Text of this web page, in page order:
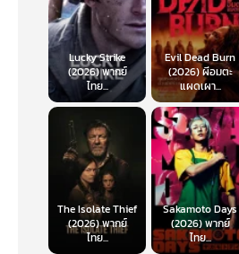
Lucky Strike
(2026) พากย์
ไทย...
Evil Dead Burn
(2026) ผีอมตะ
แผดเผา...
The Isolate Thief
(2026) พากย์
ไทย...
Sakamoto Days
(2026) พากย์
ไทย...